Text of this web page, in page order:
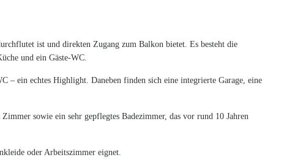
ist und direkten Zugang zum Balkon bietet. Es besteht die
und ein Gäste-WC.
– ein echtes Highlight. Daneben finden sich eine integrierte Garage, eine
sowie ein sehr gepflegtes Badezimmer, das vor rund 10 Jahren
oder Arbeitszimmer eignet.